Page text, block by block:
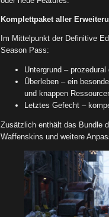
Komplettpaket aller
Im Mittelpunkt der Definitive
Season Pass:
Untergrund –
Überleben – ein
und knappen
Letztes Gefecht –
Zusätzlich enthält das Bundle
Waffenskins und weitere